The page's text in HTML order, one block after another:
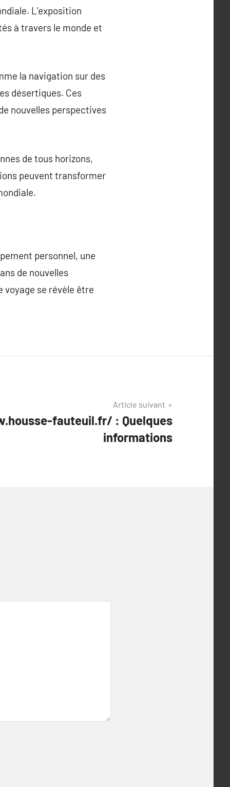
L’exposition
à travers le monde et
la navigation sur des
désertiques. Ces
nouvelles perspectives
de tous horizons,
peuvent transformer
personnel, une
de nouvelles
se révèle être
Article suivant
fauteuil.fr/ : Quelques
informations